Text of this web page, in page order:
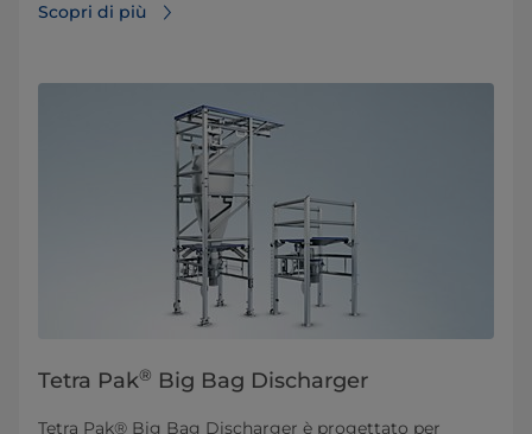
Scopri di più
Tetra Pak® Big Bag Discharger
Tetra Pak® Big Bag Discharger è progettato per